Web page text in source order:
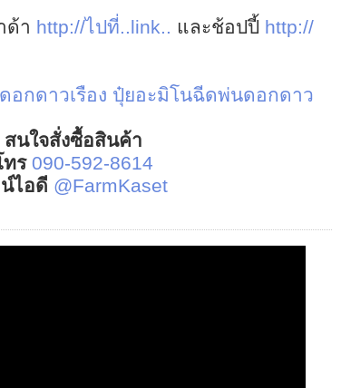
ด้า http://ไปที่..link.. และช้อปปี้ http://
อกดาวเรือง ปุ๋ยอะมิโนฉีดพ่นดอกดาว
สนใจสั่งซื้อสินค้า
ทร 090-592-8614
ไอดี @FarmKaset